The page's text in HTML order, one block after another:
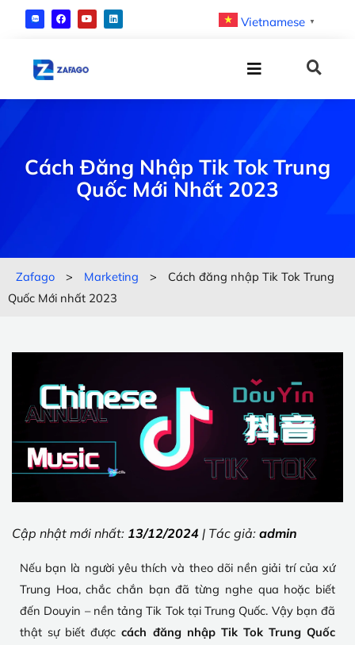
Vietnamese ▼
Cách Đăng Nhập Tik Tok Trung
Quốc Mới Nhất 2023
Zafago > Marketing >
Cách đăng nhập Tik Tok Trung
Quốc Mới nhất 2023
Cập nhật mới nhất: 13/12/2024 | Tác giả: admin
Nếu bạn là người yêu thích và theo dõi nền giải trí của xứ
Trung Hoa, chắc chắn bạn đã từng nghe qua hoặc biết
đến Douyin – nền tảng Tik Tok tại Trung Quốc. Vậy bạn đã
thật sự biết đượccách đăng nhập Tik Tok Trung Quốc